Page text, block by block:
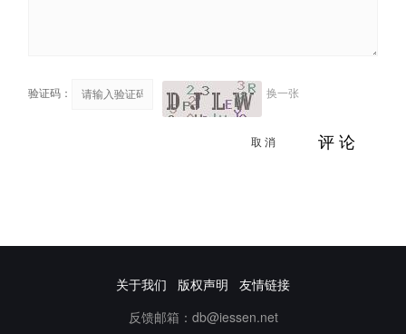
验证码： 换一张
评 论
取 消
关于我们 版权声明
友情链接
反馈邮箱：db@iessen.net